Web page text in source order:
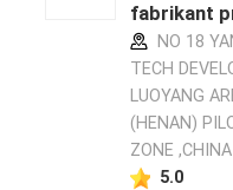
fabrikant
NO 18
TECH
LUOYANG
(HENAN)
ZONE ,CHINA
5.0